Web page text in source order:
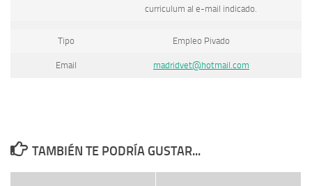
curriculum al e-mail indicado.
Tipo Empleo Pivado
Email madridvet@hotmail.com
TAMBIÉN TE PODRÍA GUSTAR...